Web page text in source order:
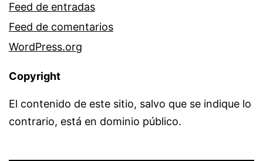
Feed de entradas
Feed de comentarios
WordPress.org
Copyright
El contenido de este sitio, salvo que se indique lo
contrario, está en dominio público.